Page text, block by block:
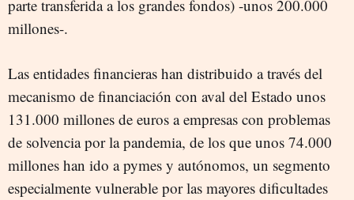
parte transferida a los grandes fondos) -unos 200.000
millones-.
Las entidades financieras han distribuido a través del
mecanismo de financiación con aval del Estado unos
131.000 millones de euros a empresas con problemas
de solvencia por la pandemia, de los que unos 74.000
millones han ido a pymes y autónomos, un segmento
especialmente vulnerable por las mayores dificultades